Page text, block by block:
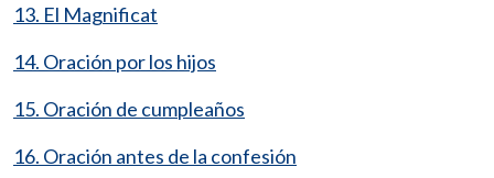
13. El Magnificat
14. Oración por los hijos
15. Oración de cumpleaños
16. Oración antes de la confesión